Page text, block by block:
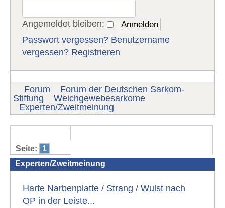
Angemeldet bleiben:
Passwort vergessen? Benutzername
vergessen? Registrieren
Forum
Forum der Deutschen Sarkom-
Stiftung
Weichgewebesarkome
Experten/Zweitmeinung
Seite:
1
Experten/Zweitmeinung
Harte Narbenplatte / Strang / Wulst nach
OP in der Leiste...